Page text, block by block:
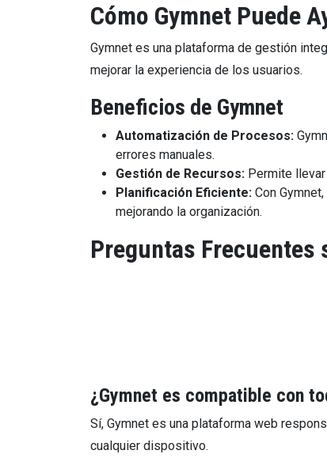
Cómo Gymnet Puede
Gymnet es una plataforma de gestión
mejorar la experiencia de los usuarios.
Beneficios de Gymnet
Automatización de Procesos:
errores manuales.
Gestión de Recursos: Permite
Planificación Eficiente: Con
mejorando la organización.
Preguntas Frecuentes
¿Gymnet es compatible con
Sí, Gymnet es una plataforma web
cualquier dispositivo.